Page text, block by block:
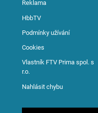
Reklama
HbbTV
Podmínky užívání
Cookies
Vlastník FTV Prima spol. s
r.o.
Nahlásit chybu